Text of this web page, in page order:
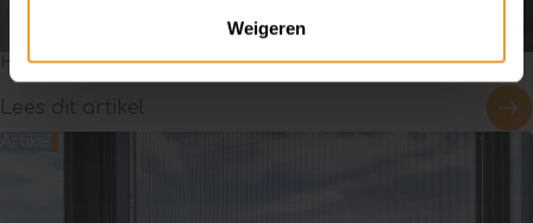
Weigeren
Hor voor Schuifpui: de oplossing tegen insecten
Lees dit artikel